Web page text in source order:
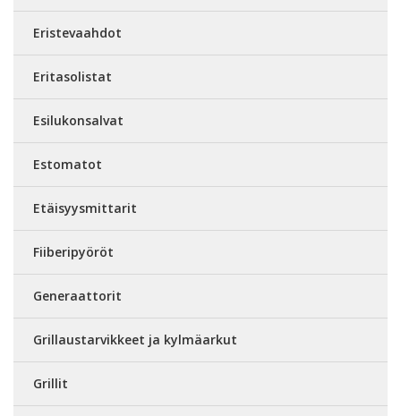
Eristevaahdot
Eritasolistat
Esilukonsalvat
Estomatot
Etäisyysmittarit
Fiiberipyöröt
Generaattorit
Grillaustarvikkeet ja kylmäarkut
Grillit